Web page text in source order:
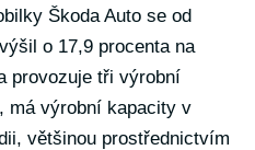
Škoda Auto se od
o 17,9 procenta na
provozuje tři výrobní
má výrobní kapacity v
většinou prostřednictvím